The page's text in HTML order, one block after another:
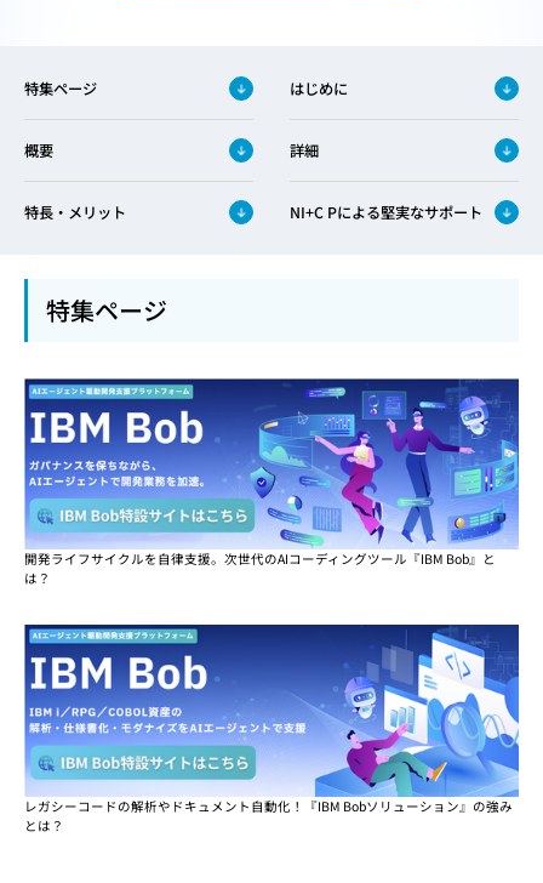
特集ページ はじめに
概要 詳細
特長・メリット NI+C Pによる堅実なサポート
特集ページ
開発ライフサイクルを自律支援。次世代のAIコーディングツール『IBM Bob』と
は？
レガシーコードの解析やドキュメント自動化！『IBM Bobソリューション』の強み
とは？